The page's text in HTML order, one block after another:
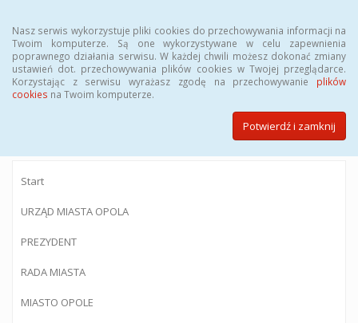
Nasz serwis wykorzystuje pliki cookies do przechowywania informacji na
Twoim komputerze. Są one wykorzystywane w celu zapewnienia
poprawnego działania serwisu. W każdej chwili możesz dokonać zmiany
ustawień dot. przechowywania plików cookies w Twojej przeglądarce.
Korzystając z serwisu wyrażasz zgodę na przechowywanie plików
cookies na Twoim komputerze.
Potwierdź i zamknij
BIULETYN INFORMACJI PUBLICZNEJ
Urzędu Miasta Opola
Start
URZĄD MIASTA OPOLA
PREZYDENT
RADA MIASTA
MIASTO OPOLE